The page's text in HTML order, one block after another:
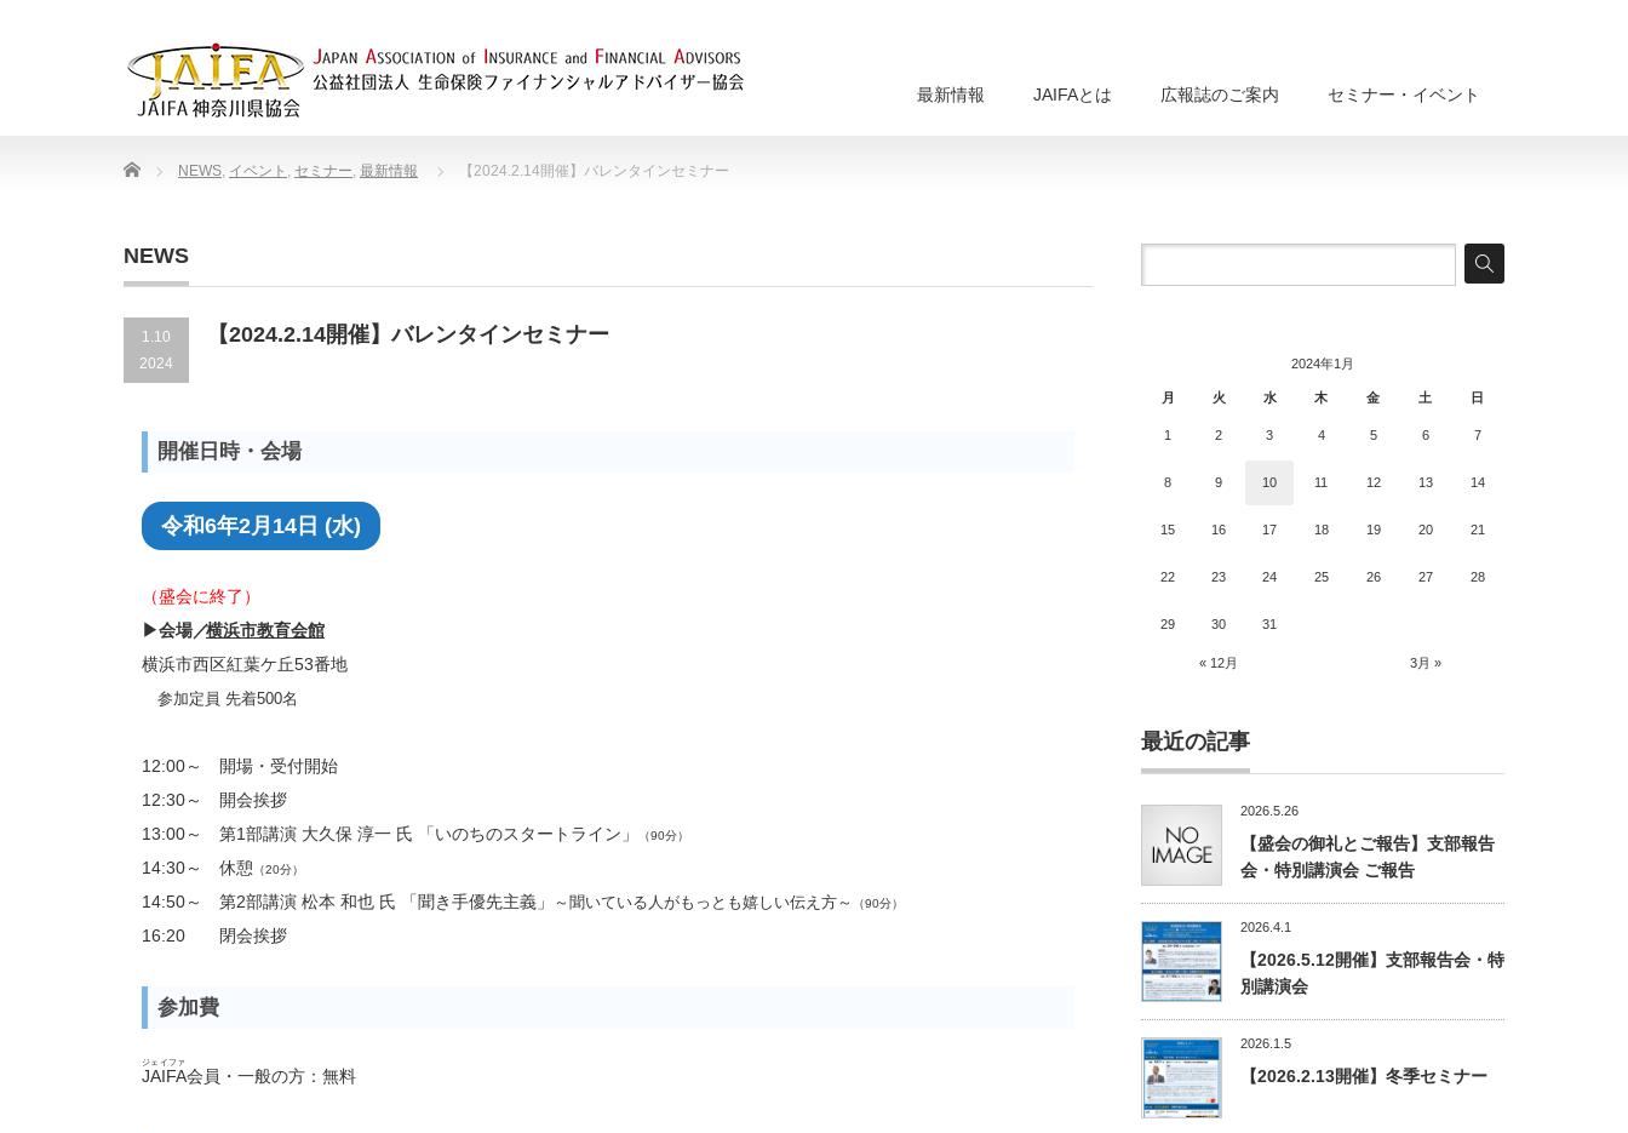
最新情報 JAIFAとは 広報誌のご案内 セミナー・イベント
Home NEWS, イベント , セミナー, 最新情報 【2024.2.14開催】バレンタインセミナー
NEWS
1.10
2024
【2024.2.14開催】バレンタインセミナー
開催日時・会場
令和6年2月14日 (水)
（盛会に終了）
▶︎会場／横浜市教育会館
横浜市西区紅葉ケ丘53番地
参加定員 先着500名
12:00～ 開場・受付開始
12:30～ 開会挨拶
13:00～ 第1部講演 大久保 淳一 氏 「いのちのスタートライン」
（90分）
14:30～ 休憩 （20分）
14:50～ 第2部講演 松本 和也 氏 「聞き手優先主義」 ～聞いている人がもっとも嬉しい伝え方～ （90分）
16:20 閉会挨拶
参加費
JAIFA
ジェイファ
会員・一般の方：無料
2024年1月
月 火 水 木 金 土 日
« 12月 3月 »
1 2 3 4 5 6 7
8 9 10 11 12 13 14
15 16 17 18 19 20 21
22 23 24 25 26 27 28
29 30 31
最近の記事
2026.5.26
【盛会の御礼とご報告】支部報告
会・特別講演会 ご報告
2026.4.1
【2026.5.12開催】支部報告会・特
別講演会
2026.1.5
【2026.2.13開催】冬季セミナー